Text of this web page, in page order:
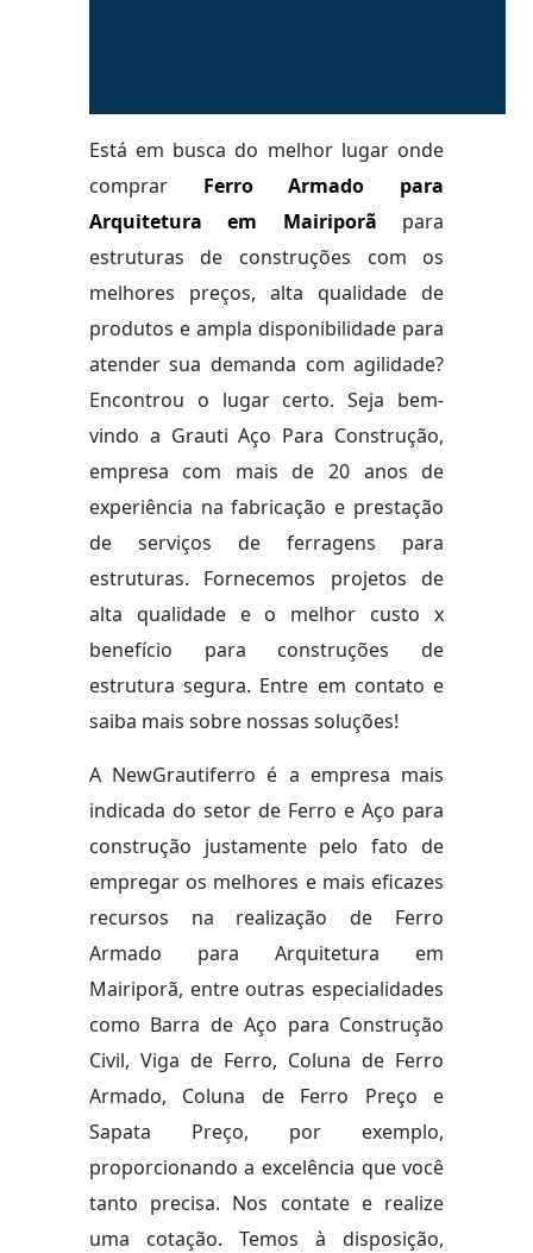
Está em busca do melhor lugar onde
comprarFerro Armado para
Arquitetura em Mairiporã para
estruturas de construções com os
melhores preços, alta qualidade de
produtos e ampla disponibilidade para
atender sua demanda com agilidade?
Encontrou o lugar certo. Seja bem-
vindo a Grauti Aço Para Construção,
empresa com mais de 20 anos de
experiência na fabricação e prestação
de serviços de ferragens para
estruturas. Fornecemos projetos de
alta qualidade e o melhor custo x
benefício para construções de
estrutura segura. Entre em contato e
saiba mais sobre nossas soluções!
A NewGrautiferro é a empresa mais
indicada do setor de Ferro e Aço para
construção justamente pelo fato de
empregar os melhores e mais eficazes
recursos na realização de Ferro
Armado para Arquitetura em
Mairiporã, entre outras especialidades
como Barra de Aço para Construção
Civil, Viga de Ferro, Coluna de Ferro
Armado, Coluna de Ferro Preço e
Sapata Preço, por exemplo,
proporcionando a excelência que você
tanto precisa. Nos contate e realize
uma cotação. Temos à disposição,